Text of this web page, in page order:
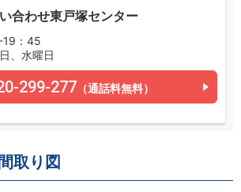
合わせ東戸塚センター
19：45
、水曜日
299-277 （通話料無料）
取り図